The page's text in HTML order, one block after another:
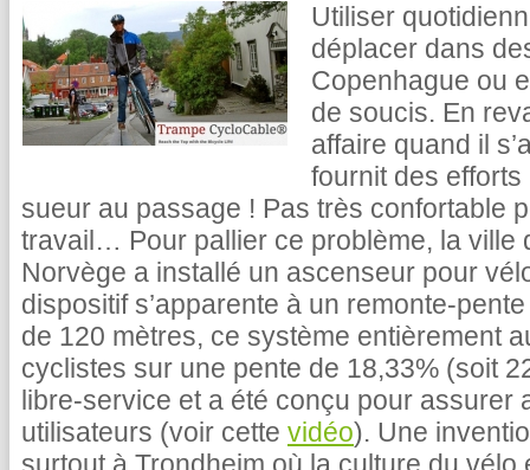
Utiliser
déplacer dans
Copenhague ou
de soucis. En
affaire quand il
fournit des
sueur au passage ! Pas très confortable
travail… Pour pallier ce problème, la ville
Norvège a installé un ascenseur pour
dispositif s’apparente à un remonte-
de 120 mètres, ce système entièrement
cyclistes sur une pente de 18,33% (soit
libre-service et a été conçu pour assurer
utilisateurs (voir cette vidéo). Une